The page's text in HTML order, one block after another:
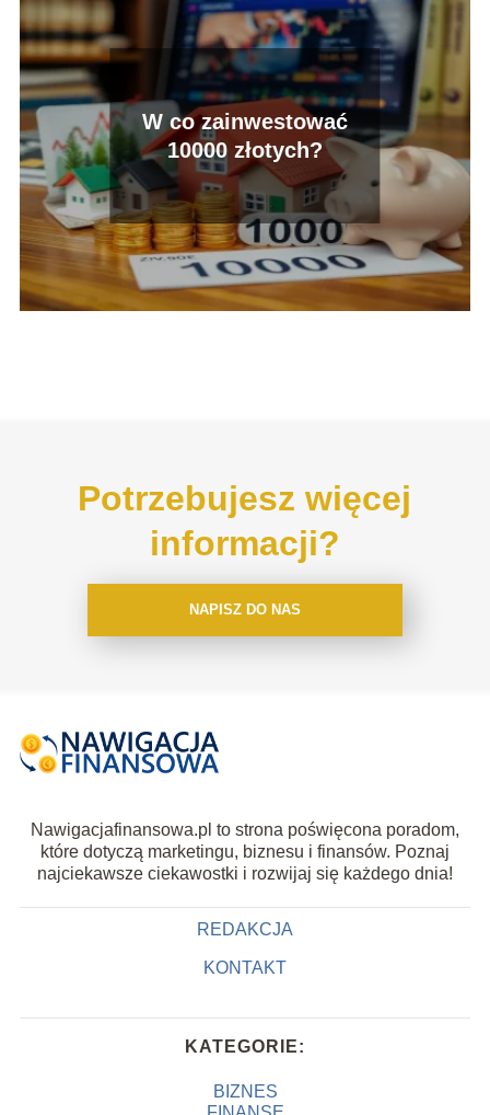
W co zainwestować
10000 złotych?
Potrzebujesz więcej
informacji?
NAPISZ DO NAS
Nawigacjafinansowa.pl to strona poświęcona poradom,
które dotyczą marketingu, biznesu i finansów. Poznaj
najciekawsze ciekawostki i rozwijaj się każdego dnia!
REDAKCJA
KONTAKT
KATEGORIE:
BIZNES